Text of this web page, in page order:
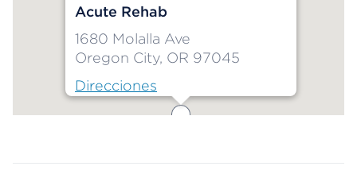
Acute Rehab
1680 Molalla Ave
Oregon City, OR 97045
Direcciones